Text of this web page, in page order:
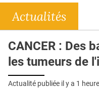
DOSSIERS
RÉSEAUX
E-REVUE SAD
Actualités
CANCER : Des
les tumeurs de
Actualité publiée il y a 1